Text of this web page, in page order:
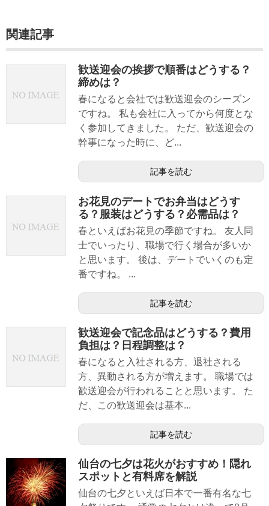
関連記事
歓送迎会の挨拶で順番はどうする？
締めは？
春になると会社では歓送迎会のシーズン
ですね。 私も会社に入ってから何度とな
く参加してきました。 ただ、歓送迎会の
幹事になった時に、ど...
記事を読む
お花見のデートでお弁当はどうす
る？服装はどうする？必需品は？
春といえばお花見の季節ですね。 友人同
士でいったり、職場で行く場合が多いか
と思います。 後は、デートでいくのも定
番ですね。 ...
記事を読む
歓送迎会で記念品はどうする？費用
負担は？日程調整は？
春になると入社される方、退社される
方、異動される方が増えます。 職場では
歓送迎会が行われることと思います。 た
だ、この歓送迎会は基本...
記事を読む
仙台の七夕は花火がおすすめ！隠れ
スポットと有料席を解説
仙台の七夕といえば日本で一番有名な七